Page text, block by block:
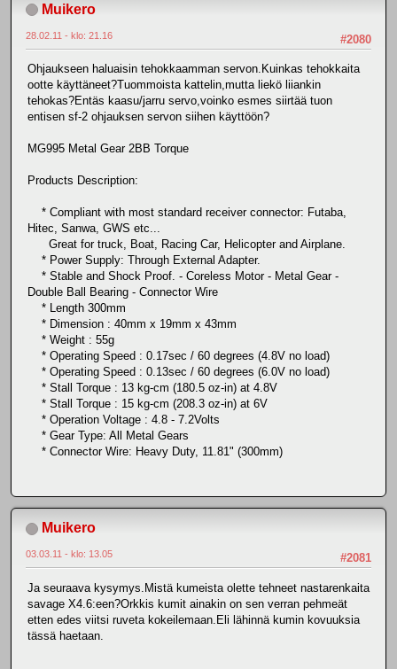
Muikero
#2080
28.02.11 - klo: 21.16
Ohjaukseen haluaisin tehokkaamman servon.Kuinkas tehokkaita
ootte käyttäneet?Tuommoista kattelin,mutta liekö liiankin
tehokas?Entäs kaasu/jarru servo,voinko esmes siirtää tuon
entisen sf-2 ohjauksen servon siihen käyttöön?
MG995 Metal Gear 2BB Torque
Products Description:
* Compliant with most standard receiver connector: Futaba,
Hitec, Sanwa, GWS etc...
Great for truck, Boat, Racing Car, Helicopter and Airplane.
* Power Supply: Through External Adapter.
* Stable and Shock Proof. - Coreless Motor - Metal Gear -
Double Ball Bearing - Connector Wire
* Length 300mm
* Dimension : 40mm x 19mm x 43mm
* Weight : 55g
* Operating Speed : 0.17sec / 60 degrees (4.8V no load)
* Operating Speed : 0.13sec / 60 degrees (6.0V no load)
* Stall Torque : 13 kg-cm (180.5 oz-in) at 4.8V
* Stall Torque : 15 kg-cm (208.3 oz-in) at 6V
* Operation Voltage : 4.8 - 7.2Volts
* Gear Type: All Metal Gears
* Connector Wire: Heavy Duty, 11.81" (300mm)
Muikero
#2081
03.03.11 - klo: 13.05
Ja seuraava kysymys.Mistä kumeista olette tehneet nastarenkaita
savage X4.6:een?Orkkis kumit ainakin on sen verran pehmeät
etten edes viitsi ruveta kokeilemaan.Eli lähinnä kumin kovuuksia
tässä haetaan.